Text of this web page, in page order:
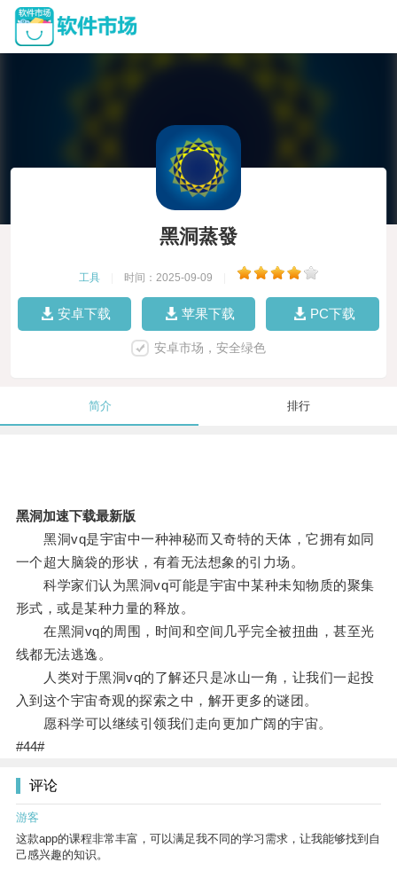
黑洞蒸發
工具 时间：2025-09-09
安卓下载 苹果下载 PC下载
安卓市场，安全绿色
简介 排行
黑洞加速下载最新版
黑洞vq是宇宙中一种神秘而又奇特的天体，它拥有如同
一个超大脑袋的形状，有着无法想象的引力场。
科学家们认为黑洞vq可能是宇宙中某种未知物质的聚集
形式，或是某种力量的释放。
在黑洞vq的周围，时间和空间几乎完全被扭曲，甚至光
线都无法逃逸。
人类对于黑洞vq的了解还只是冰山一角，让我们一起投
入到这个宇宙奇观的探索之中，解开更多的谜团。
愿科学可以继续引领我们走向更加广阔的宇宙。
#44#
评论
游客
这款app的课程非常丰富，可以满足我不同的学习需求，让我能够找到自
己感兴趣的知识。